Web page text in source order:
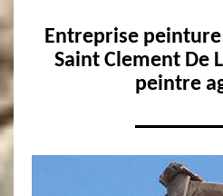
Entreprise
Saint Clement De
peintre